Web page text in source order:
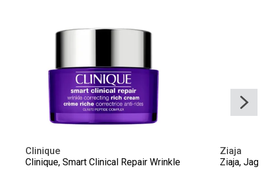
Clinique
Clinique, Smart Clinical Repair Wrinkle
Ziaja
Ziaja,